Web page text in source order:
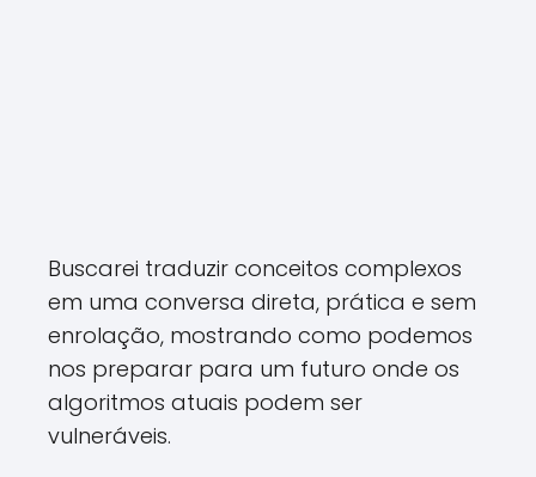
Buscarei traduzir conceitos complexos
em uma conversa direta, prática e sem
enrolação, mostrando como podemos
nos preparar para um futuro onde os
algoritmos atuais podem ser
vulneráveis.